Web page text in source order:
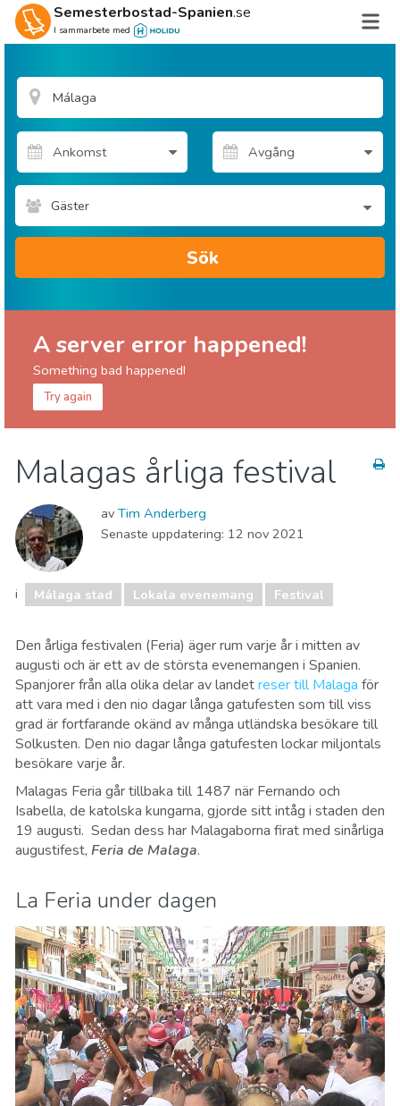
Semesterbostad-Spanien.se
I sammarbete med
Gäster
Sök
A server error happened!
Something bad happened!
Try again
Barn & Familj
Lokala evenemang
Mat & Restauranger
Natur och Friluftsliv
Shopping
Sport & Äventyr
Stränder
Malagas årliga festival
av Tim Anderberg
Senaste uppdatering: 12 nov 2021
i Málaga stad Lokala evenemang Festival
Den årliga festivalen (Feria) äger rum varje år i mitten av
augusti och är ett av de största evenemangen i Spanien.
Spanjorer från alla olika delar av landetreser till Malaga för
att vara med i den nio dagar långa gatufesten som till viss
grad är fortfarande okänd av många utländska besökare till
Solkusten. Den nio dagar långa gatufesten lockar miljontals
besökare varje år.
Malagas Feria går tillbaka till 1487 när Fernando och
Isabella, de katolska kungarna, gjorde sitt intåg i staden den
19 augusti. Sedan dess har Malagaborna firat med sinårliga
augustifest, Feria de Malaga.
La Feria under dagen